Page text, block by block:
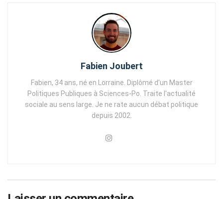
Fabien Joubert
Fabien, 34 ans, né en Lorraine. Diplômé d'un Master
Politiques Publiques à Sciences-Po. Traite l'actualité
sociale au sens large. Je ne rate aucun débat politique
depuis 2002.